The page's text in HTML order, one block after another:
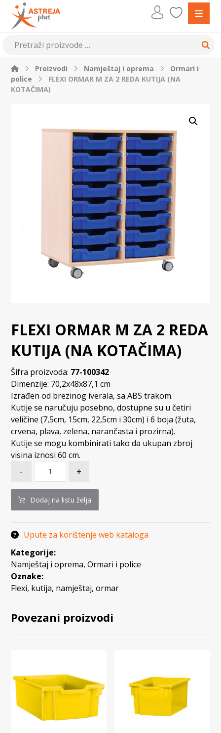
Proizvodi Namještaj i oprema
Ormari i
police
FLEXI ORMAR M ZA 2 REDA KUTIJA (NA
KOTAČIMA)
FLEXI ORMAR M ZA 2 REDA
KUTIJA (NA KOTAČIMA)
Šifra proizvoda: 77-100342
Dimenzije: 70,2x48x87,1 cm
Izrađen od brezinog iverala, sa ABS trakom.
Kutije se naručuju posebno, dostupne su u četiri
veličine (7,5cm, 15cm, 22,5cm i 30cm) i 6 boja (žuta,
crvena, plava, zelena, narančasta i prozirna).
Kutije se mogu kombinirati tako da ukupan zbroj
visina iznosi 60 cm.
- +
Dodaj na listu želja
Upute za korištenje web kataloga
Kategorije:
Namještaj i oprema,Ormari i police
Oznake:
Flexi, kutija, namještaj,ormar
Povezani proizvodi